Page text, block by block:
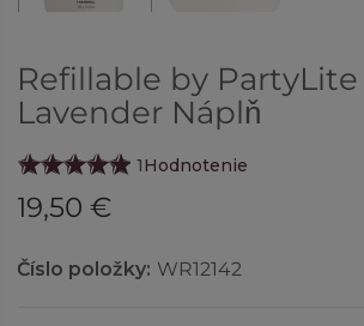
Refillable by PartyLite
Lavender Náplň
1Hodnotenie
19,50 €
Číslo položky: WR12142